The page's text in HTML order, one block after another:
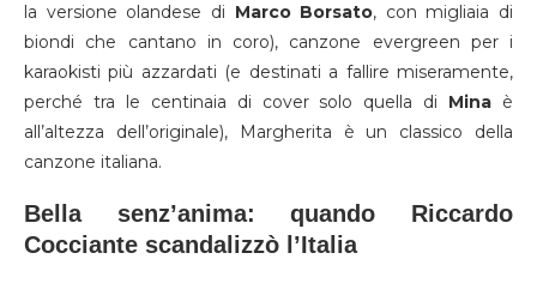
la versione olandese di Marco Borsato, con migliaia di
biondi che cantano in coro), canzone evergreen per i
karaokisti più azzardati (e destinati a fallire miseramente,
perché tra le centinaia di cover solo quella di Mina è
all’altezza dell’originale), Margherita è un classico della
canzone italiana.
Bella senz’anima: quando Riccardo
Cocciante scandalizzò l’Italia